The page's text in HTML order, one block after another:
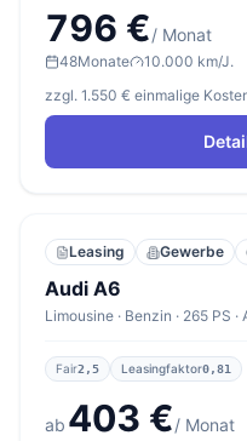
796 €/ Monat
48Monate
10.000 km/J.
zzgl. 1.550 € einmalige
Leasing Gewerbe
Audi A6
Limousine · Benzin · 265 PS
Fair2,5 Leasingfaktor0,81
ab 403 €/ Monat